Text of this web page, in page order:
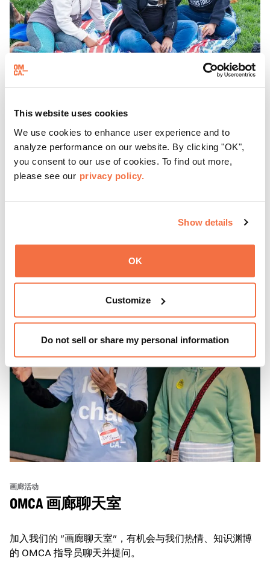
This website uses cookies
We use cookies to enhance user experience and to
analyze performance on our website. By clicking "OK",
you consent to our use of cookies. To find out more,
please see our privacy policy.
Show details
OK
Customize
Do not sell or share my personal information
周五晚上在OMCA与 "脱网 "合作
奥克兰最受欢迎的每周免费街区派对 "Off the Grid 周五之
夜 "将于 4 月至 10 月在 OMCA 举行！
在深夜参观我们的画廊和
了解更多
画廊活动
OMCA 画廊聊天室
加入我们的 "画廊聊天室"，有机会与我们热情、知识渊博
的 OMCA 指导员聊天并提问。